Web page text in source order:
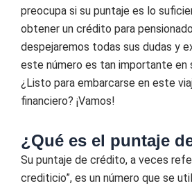
preocupa si su puntaje es lo
obtener un crédito para
despejaremos todas sus dudas y
este número es tan importante en
¿Listo para embarcarse en este
financiero? ¡Vamos!
¿Qué es el puntaje
Su puntaje de crédito, a veces
crediticio”, es un número que se